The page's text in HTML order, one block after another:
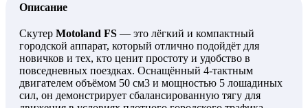
Описание
Скутер Motoland FS — это лёгкий и компактный
городской аппарат, который отлично подойдёт для
новичков и тех, кто ценит простоту и удобство в
повседневных поездках. Оснащённый 4-тактным
двигателем объёмом 50 см3 и мощностью 5 лошадиных
сил, он демонстрирует сбалансированную тягу для